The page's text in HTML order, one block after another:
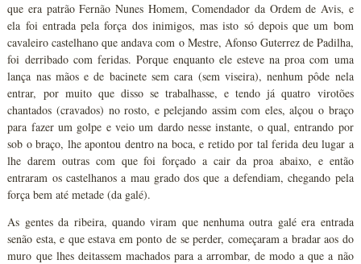
que era patrão Fernão Nunes Homem, Comendador da Ordem de Avis, e
ela foi entrada pela força dos inimigos, mas isto só depois que um bom
cavaleiro castelhano que andava com o Mestre, Afonso Guterrez de Padilha,
foi derribado com feridas. Porque enquanto ele esteve na proa com uma
lança nas mãos e de bacinete sem cara (sem viseira), nenhum pôde nela
entrar, por muito que disso se trabalhasse, e tendo já quatro virotões
chantados (cravados) no rosto, e pelejando assim com eles, alçou o braço
para fazer um golpe e veio um dardo nesse instante, o qual, entrando por
sob o braço, lhe apontou dentro na boca, e retido por tal ferida deu lugar a
lhe darem outras com que foi forçado a cair da proa abaixo, e então
entraram os castelhanos a mau grado dos que a defendiam, chegando pela
força bem até metade (da galé).
As gentes da ribeira, quando viram que nenhuma outra galé era entrada
senão esta, e que estava em ponto de se perder, começaram a bradar aos do
muro que lhes deitassem machados para a arrombar, de modo a que a não